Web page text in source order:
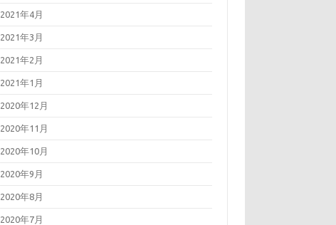
2021年4月
2021年3月
2021年2月
2021年1月
2020年12月
2020年11月
2020年10月
2020年9月
2020年8月
2020年7月